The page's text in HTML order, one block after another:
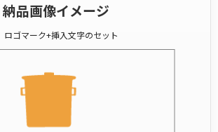
納品画像イメージ
ロゴマーク+挿入文字のセット